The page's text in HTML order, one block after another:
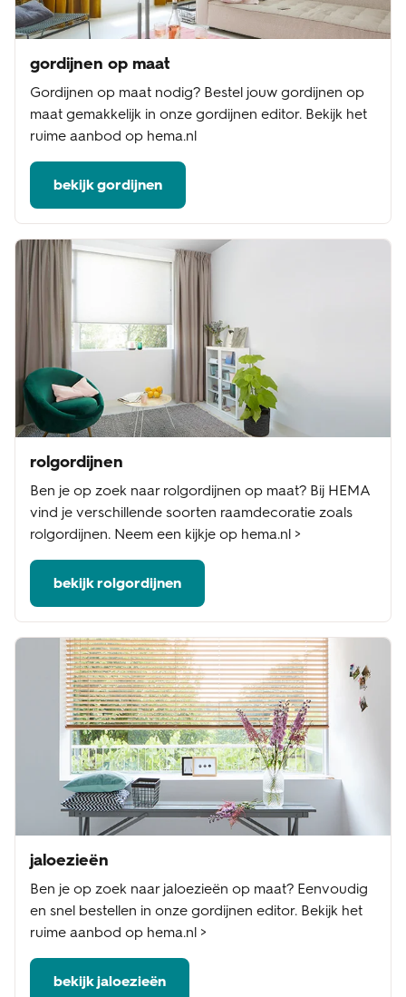
gordijnen op maat
Gordijnen op maat nodig? Bestel jouw gordijnen op
maat gemakkelijk in onze gordijnen editor. Bekijk het
ruime aanbod op hema.nl
bekijk gordijnen
rolgordijnen
Ben je op zoek naar rolgordijnen op maat? Bij HEMA
vind je verschillende soorten raamdecoratie zoals
rolgordijnen. Neem een kijkje op hema.nl >
bekijk rolgordijnen
jaloezieën
Ben je op zoek naar jaloezieën op maat? Eenvoudig
en snel bestellen in onze gordijnen editor. Bekijk het
ruime aanbod op hema.nl >
bekijk jaloezieën